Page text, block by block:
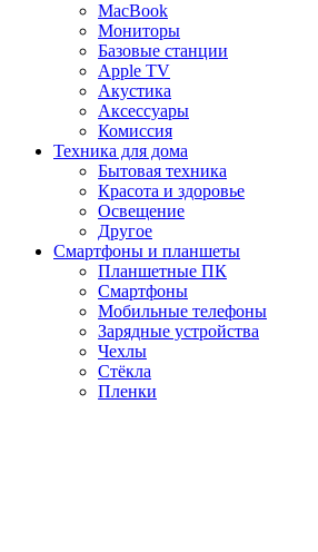
MacBook
Мониторы
Базовые станции
Apple TV
Акустика
Аксессуары
Комиссия
Техника для дома
Бытовая техника
Красота и здоровье
Освещение
Другое
Смартфоны и планшеты
Планшетные ПК
Смартфоны
Мобильные телефоны
Зарядные устройства
Чехлы
Стёкла
Пленки